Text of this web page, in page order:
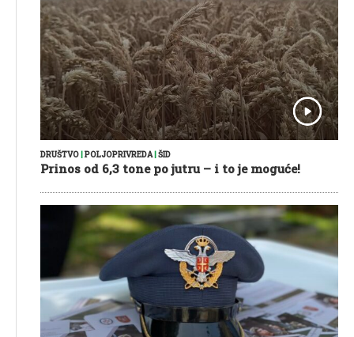
DRUŠTVO POLJOPRIVREDA| ŠID
Prinos od 6,3 tone po jutru – i to je moguće!